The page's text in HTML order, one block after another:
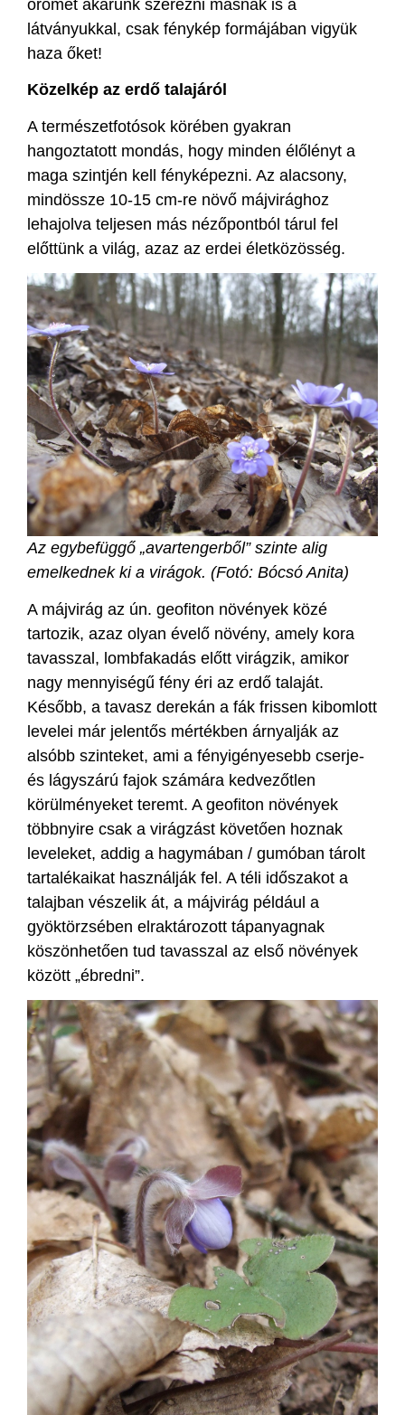
örömet akarunk szerezni másnak is a
látványukkal, csak fénykép formájában vigyük
haza őket!
Közelkép az erdő talajáról
A természetfotósok körében gyakran
hangoztatott mondás, hogy minden élőlényt a
maga szintjén kell fényképezni. Az alacsony,
mindössze 10-15 cm-re növő májvirághoz
lehajolva teljesen más nézőpontból tárul fel
előttünk a világ, azaz az erdei életközösség.
Az egybefüggő „avartengerből” szinte alig
emelkednek ki a virágok. (Fotó: Bócsó Anita)
A májvirág az ún. geofiton növények közé
tartozik, azaz olyan évelő növény, amely kora
tavasszal, lombfakadás előtt virágzik, amikor
nagy mennyiségű fény éri az erdő talaját.
Később, a tavasz derekán a fák frissen kibomlott
levelei már jelentős mértékben árnyalják az
alsóbb szinteket, ami a fényigényesebb cserje-
és lágyszárú fajok számára kedvezőtlen
körülményeket teremt. A geofiton növények
többnyire csak a virágzást követően hoznak
leveleket, addig a hagymában / gumóban tárolt
tartalékaikat használják fel. A téli időszakot a
talajban vészelik át, a májvirág például a
gyöktörzsében elraktározott tápanyagnak
köszönhetően tud tavasszal az első növények
között „ébredni”.